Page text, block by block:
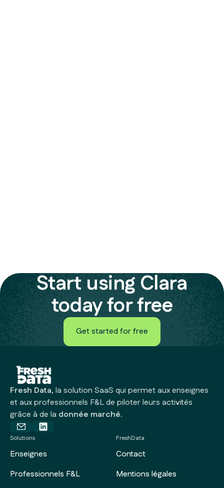
View features
Start using Clara
today for free
Get started for free
Get started for free
Fresh Data, la solution SaaS qui permet aux enseignes
et aux professionnels F&L de piloter leurs activités
grâce à de la donnée marché.
Solutions
Enseignes
Professionnels F&L
FreshData
Contact
Mentions légales